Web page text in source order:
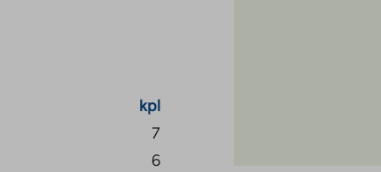
kpl
7
6